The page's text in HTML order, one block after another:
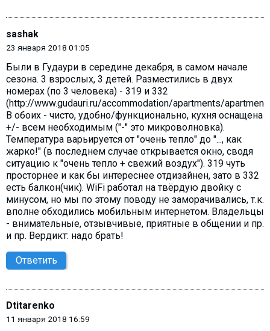
sashak
23 января 2018 01:05
Были в Гудаури в середине декабря, в самом начале
сезона. 3 взрослых, 3 детей. Разместились в двух
номерах (по 3 человека) - 319 и 332
(http://www.gudauri.ru/accommodation/apartments/
В обоих - чисто, удобно/функционально, кухня оснащена
+/- всем необходимым ("-" это микроволновка).
Температура варьируется от "очень тепло" до "..., как
жарко!" (в последнем случае открывается окно, сводя
ситуацию к "очень тепло + свежий воздух"). 319 чуть
просторнее и как бы интереснее отдизайнен, зато в 332
есть балкон(чик). WiFi работал на твёрдую двойку с
минусом, но мы по этому поводу не заморачивались, т.к.
вполне обходились мобильным интернетом. Владельцы
- внимательные, отзывчивые, приятные в общении и пр.
и пр. Вердикт: надо брать!
Ответить
Dtitarenko
11 января 2018 16:59